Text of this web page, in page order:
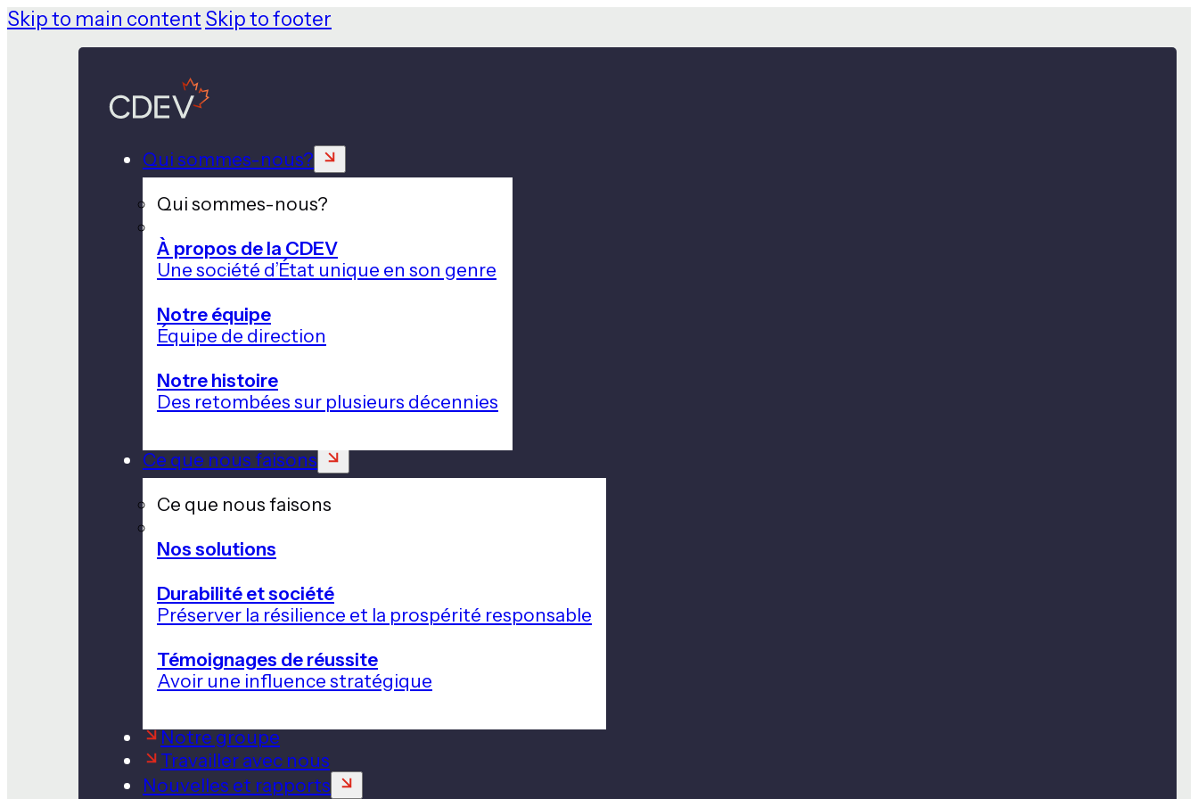
Skip to main content Skip to footer
Qui sommes-nous?
Qui sommes-nous?
À propos de la CDEV
Une société d’État unique en son genre
Notre équipe
Équipe de direction
Notre histoire
Des retombées sur plusieurs décennies
Ce que nous faisons
Ce que nous faisons
Nos solutions
Durabilité et société
Préserver la résilience et la prospérité responsable
Témoignages de réussite
Avoir une influence stratégique
Notre groupe
Travailler avec nous
Nouvelles et rapports